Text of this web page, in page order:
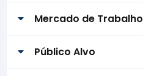
Mercado de Trabalho
Público Alvo